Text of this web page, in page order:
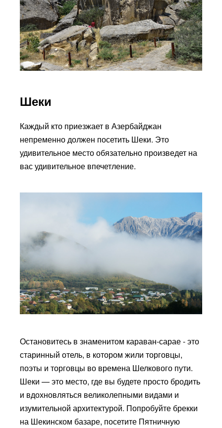
Шеки
Каждый кто приезжает в Азербайджан
непременно должен посетить Шеки. Это
удивительное место обязательно произведет на
вас удивительное впечетление.
Остановитесь в знаменитом караван-сарае - это
старинный отель, в котором жили торговцы,
поэты и торговцы во времена Шелкового пути.
Шеки — это место, где вы будете просто бродить
и вдохновляться великолепными видами и
изумительной архитектурой. Попробуйте брекки
на Шекинском базаре, посетите Пятничную